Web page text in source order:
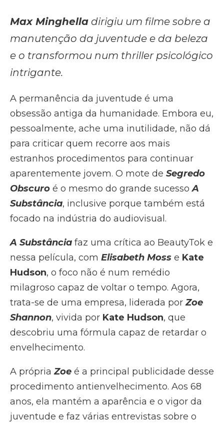
Max Minghella dirigiu um filme sobre a
manutenção da juventude e da beleza
e o transformou num thriller psicológico
intrigante.
A permanência da juventude é uma
obsessão antiga da humanidade. Embora eu,
pessoalmente, ache uma inutilidade, não dá
para criticar quem recorre aos mais
estranhos procedimentos para continuar
aparentemente jovem. O mote de Segredo
Obscuro é o mesmo do grande sucessoA
Substância, inclusive porque também está
focado na indústria do audiovisual.
A Substância faz uma crítica ao BeautyTok e
nessa película, com Elisabeth Moss e Kate
Hudson, o foco não é num remédio
milagroso capaz de voltar o tempo. Agora,
trata-se de uma empresa, liderada porZoe
Shannon, vivida por Kate Hudson, que
descobriu uma fórmula capaz de retardar o
envelhecimento.
A própriaZoe é a principal publicidade desse
procedimento antienvelhecimento. Aos 68
anos, ela mantém a aparência e o vigor da
juventude e faz várias entrevistas sobre o